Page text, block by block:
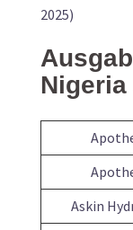
2025)
Nigeria
Askin